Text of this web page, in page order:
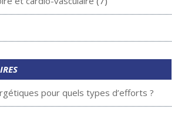
pour quels types d’efforts ?